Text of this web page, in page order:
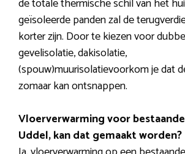
de totale thermische schil van het
geïsoleerde panden zal de
korter zijn. Door te kiezen voor
gevelisolatie, dakisolatie,
(spouw)muurisolatievoorkom je dat
zomaar kan ontsnappen.
Vloerverwarming voor
Uddel, kan dat gemaakt worden?